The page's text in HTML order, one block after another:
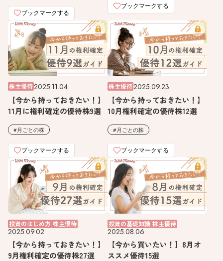
ブックマークする
ブックマークする
株主優待2025.11.04
【今から持っておきたい！】
11月に権利確定の優待株9選
月ごとの株
ブックマークする
株主優待2025.09.23
【今から持っておきたい！】
10月権利確定の優待株12選
月ごとの株
ブックマークする
投資のはじめ方 株主優待
2025.09.02
【今から持っておきたい！】
9月権利確定の優待株27選
投資の基礎知識 株主優待
2025.08.06
【今から買いたい！】8月オ
ススメ優待15選